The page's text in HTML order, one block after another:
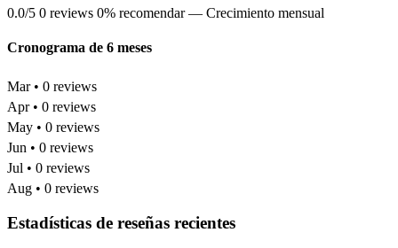
0.0/5 0 reviews 0% recomendar — Crecimiento mensual
Cronograma de 6 meses
Mar • 0 reviews
Apr • 0 reviews
May • 0 reviews
Jun • 0 reviews
Jul • 0 reviews
Aug • 0 reviews
Estadísticas de reseñas recientes